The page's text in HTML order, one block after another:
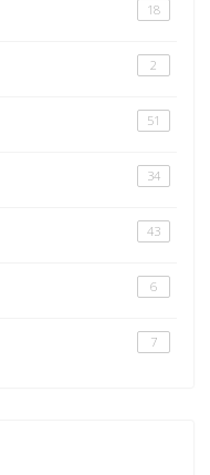
18
2
51
34
43
6
7